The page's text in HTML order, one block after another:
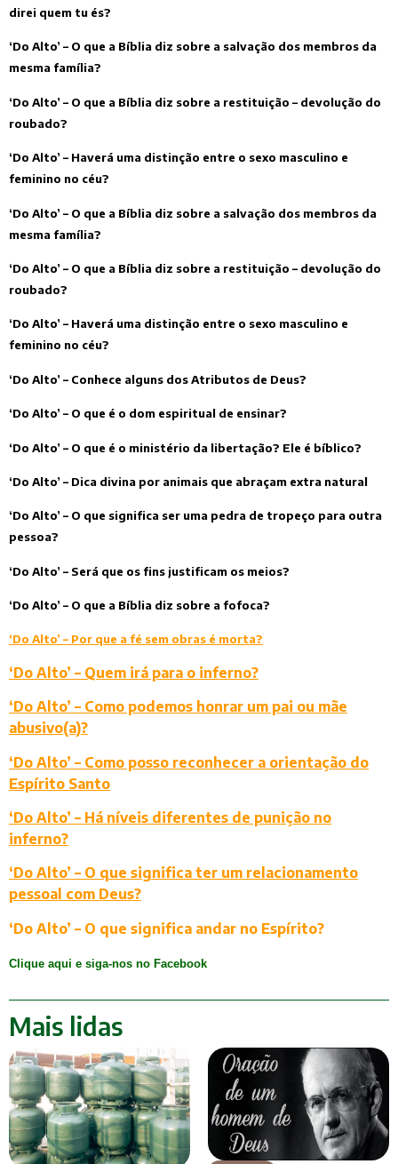
direi quem tu és?
‘Do Alto’ – O que a Bíblia diz sobre a salvação dos membros da
mesma família?
‘Do Alto’ – O que a Bíblia diz sobre a restituição – devolução do
roubado?
‘Do Alto’ – Haverá uma distinção entre o sexo masculino e
feminino no céu?
‘Do Alto’ – O que a Bíblia diz sobre a salvação dos membros da
mesma família?
‘Do Alto’ – O que a Bíblia diz sobre a restituição – devolução do
roubado?
‘Do Alto’ – Haverá uma distinção entre o sexo masculino e
feminino no céu?
‘Do Alto’ – Conhece alguns dos Atributos de Deus?
‘Do Alto’ – O que é o dom espiritual de ensinar?
‘Do Alto’ – O que é o ministério da libertação? Ele é bíblico?
‘Do Alto’ – Dica divina por animais que abraçam extra natural
‘Do Alto’ – O que significa ser uma pedra de tropeço para outra
pessoa?
‘Do Alto’ – Será que os fins justificam os meios?
‘Do Alto’ – O que a Bíblia diz sobre a fofoca?
‘Do Alto’ – Por que a fé sem obras é morta?
‘Do Alto’ – Quem irá para o inferno?
‘Do Alto’ – Como podemos honrar um pai ou mãe
abusivo(a)?
‘Do Alto’ – Como posso reconhecer a orientação do
Espírito Santo
‘Do Alto’ – Há níveis diferentes de punição no
inferno?
‘Do Alto’ – O que significa ter um relacionamento
pessoal com Deus?
‘Do Alto’ – O que significa andar no Espírito?
Clique aqui e siga-nos no Facebook
Mais lidas